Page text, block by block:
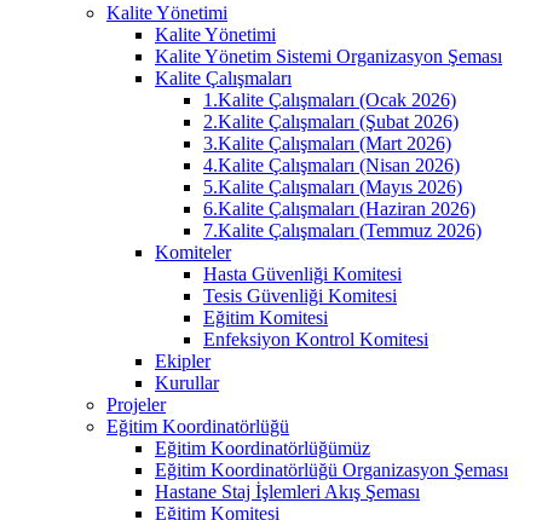
Kalite Yönetimi
Kalite Yönetimi
Kalite Yönetim Sistemi Organizasyon Şeması
Kalite Çalışmaları
1.Kalite Çalışmaları (Ocak 2026)
2.Kalite Çalışmaları (Şubat 2026)
3.Kalite Çalışmaları (Mart 2026)
4.Kalite Çalışmaları (Nisan 2026)
5.Kalite Çalışmaları (Mayıs 2026)
6.Kalite Çalışmaları (Haziran 2026)
7.Kalite Çalışmaları (Temmuz 2026)
Komiteler
Hasta Güvenliği Komitesi
Tesis Güvenliği Komitesi
Eğitim Komitesi
Enfeksiyon Kontrol Komitesi
Ekipler
Kurullar
Projeler
Eğitim Koordinatörlüğü
Eğitim Koordinatörlüğümüz
Eğitim Koordinatörlüğü Organizasyon Şeması
Hastane Staj İşlemleri Akış Şeması
Eğitim Komitesi